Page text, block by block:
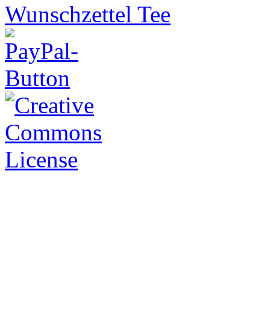
Wunschzettel Tee